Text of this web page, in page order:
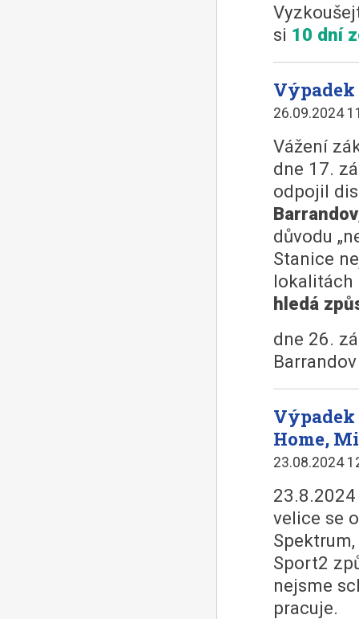
si 10 dní
Výpadek
26.09.2024
Vážení
dne 17.
odpojil
Barrandov
důvodu
Stanice
lokalitách
hledá
dne 26.
Výpadek
Home,
23.08.2024
velice se
Sport2
nejsme
pracuje.